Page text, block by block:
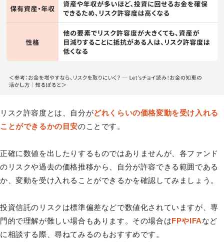
リスク許容度とは、自分がどれくらいの価格変動を受け入れる
ことができるかの目安のことです。
正確に数値を出したりするものではありませんが、各ファンド
のリスクや過去の価格推移から、自分が許容できる範囲である
か、変動を受け入れることができるかを確認してみましょう。
投資信託のリスクは標準偏差などで数値化されていますが、専
門的で理解が難しい場合もあります。その場合はFPやIFAなど
に相談する際、尋ねてみるのもおすすめです。